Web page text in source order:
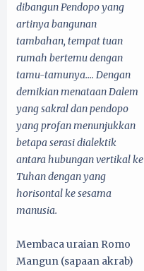
dibangun Pendopo yang
artinya bangunan
tambahan, tempat tuan
rumah bertemu dengan
tamu-tamunya.... Dengan
demikian menataan Dalem
yang sakral dan pendopo
yang profan menunjukkan
betapa serasi dialektik
antara hubungan vertikal ke
Tuhan dengan yang
horisontal ke sesama
manusia.
Membaca uraian Romo
Mangun (sapaan akrab)